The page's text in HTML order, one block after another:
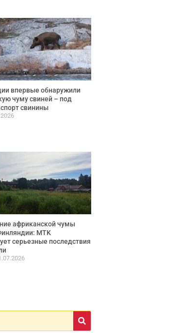
впервые обнаружили
чуму свиней – под
свинины
африканской чумы
MTK
серьезные последствия